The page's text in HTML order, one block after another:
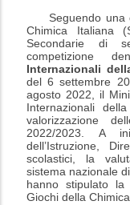
Seguendo una
Chimica Italiana
Secondarie di
competizione
Internazionali
del 6 settembre
agosto 2022, il
Internazionali
valorizzazione
2022/2023. A
dell’Istruzione,
scolastici, la
sistema nazionale
hanno stipulato
Giochi della